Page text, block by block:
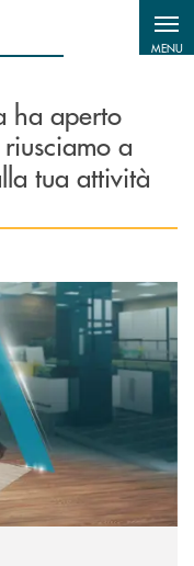
MENU
ha aperto
a
tua attività